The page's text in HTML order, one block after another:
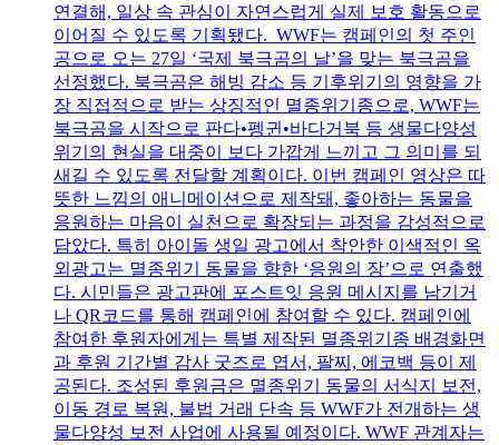
연결해, 일상 속 관심이 자연스럽게 실제 보호 활동으로
이어질 수 있도록 기획됐다. WWF는 캠페인의 첫 주인
공으로 오는 27일 ‘국제 북극곰의 날’을 맞는 북극곰을
선정했다. 북극곰은 해빙 감소 등 기후위기의 영향을 가
장 직접적으로 받는 상징적인 멸종위기종으로, WWF는
북극곰을 시작으로 판다•펭귄•바다거북 등 생물다양성
위기의 현실을 대중이 보다 가깝게 느끼고 그 의미를 되
새길 수 있도록 전달할 계획이다. 이번 캠페인 영상은 따
뜻한 느낌의 애니메이션으로 제작돼, 좋아하는 동물을
응원하는 마음이 실천으로 확장되는 과정을 감성적으로
담았다. 특히 아이돌 생일 광고에서 착안한 이색적인 옥
외광고는 멸종위기 동물을 향한 ‘응원의 장’으로 연출했
다. 시민들은 광고판에 포스트잇 응원 메시지를 남기거
나 QR코드를 통해 캠페인에 참여할 수 있다. 캠페인에
참여한 후원자에게는 특별 제작된 멸종위기종 배경화면
과 후원 기간별 감사 굿즈로 엽서, 팔찌, 에코백 등이 제
공된다. 조성된 후원금은 멸종위기 동물의 서식지 보전,
이동 경로 복원, 불법 거래 단속 등 WWF가 전개하는 생
물다양성 보전 사업에 사용될 예정이다. WWF 관계자는